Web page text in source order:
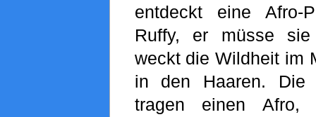
entdeckt eine Afro-
Ruffy, er müsse
weckt die Wildheit im
in den Haaren. Die
tragen einen Afro,